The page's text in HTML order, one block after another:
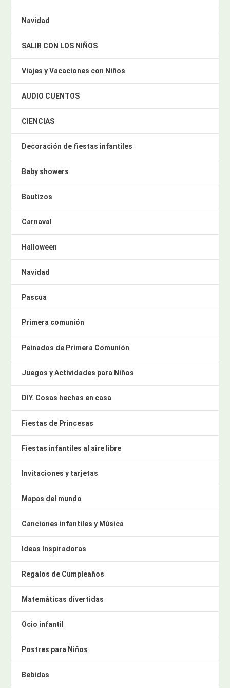
Navidad
SALIR CON LOS NIÑOS
Viajes y Vacaciones con Niños
AUDIO CUENTOS
CIENCIAS
Decoración de fiestas infantiles
Baby showers
Bautizos
Carnaval
Halloween
Navidad
Pascua
Primera comunión
Peinados de Primera Comunión
Juegos y Actividades para Niños
DIY. Cosas hechas en casa
Fiestas de Princesas
Fiestas infantiles al aire libre
Invitaciones y tarjetas
Mapas del mundo
Canciones infantiles y Música
Ideas Inspiradoras
Regalos de Cumpleaños
Matemáticas divertidas
Ocio infantil
Postres para Niños
Bebidas